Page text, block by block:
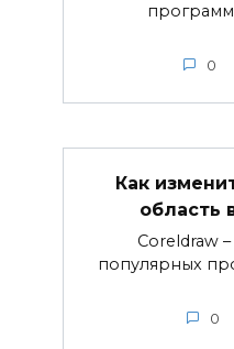
0
Как
область
Coreldraw
популярных
0